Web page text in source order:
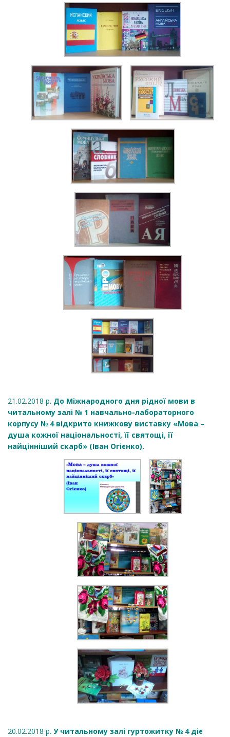
21.02.2018 р. До Міжнародного дня рідної мови в
читальному залі № 1 навчально-лабораторного
корпусу № 4 відкрито книжкову виставку «Мова –
душа кожної національності, її святощі, її
найцінніший скарб» (Іван Огієнко).
20.02.2018 р. У читальному залі гуртожитку № 4 діє